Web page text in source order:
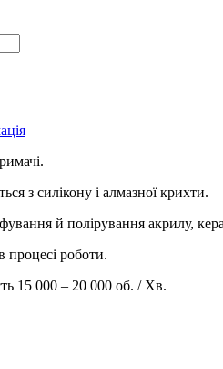
з силікону і алмазної крихти.
й полірування акрилу,
процесі роботи.
15 000 – 20 000 об. / Хв.